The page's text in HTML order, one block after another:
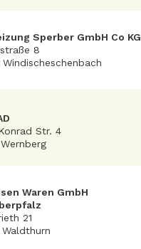
Sperber GmbH Co KG
8
Str. 4
Waren GmbH
21